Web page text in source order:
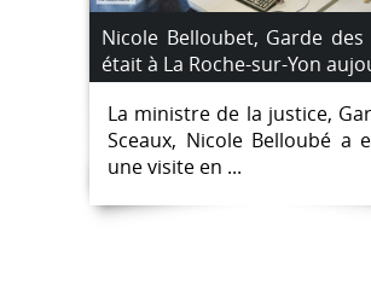
Nicole Belloubet, Garde des
était à La Roche-sur-Yon
La ministre de la justice,
Sceaux, Nicole Belloubé a
une visite en ...